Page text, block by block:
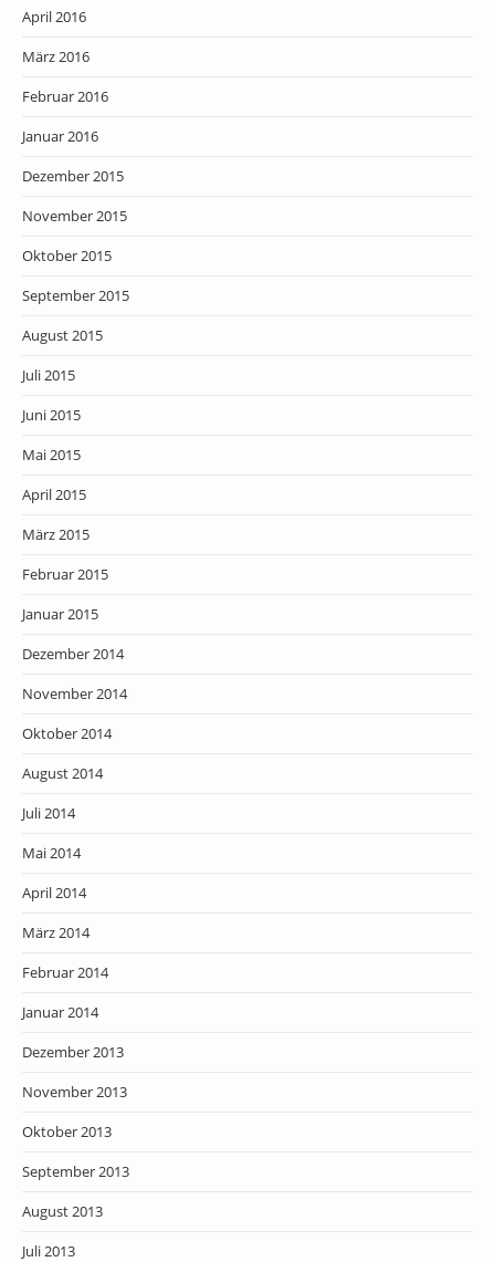
April 2016
März 2016
Februar 2016
Januar 2016
Dezember 2015
November 2015
Oktober 2015
September 2015
August 2015
Juli 2015
Juni 2015
Mai 2015
April 2015
März 2015
Februar 2015
Januar 2015
Dezember 2014
November 2014
Oktober 2014
August 2014
Juli 2014
Mai 2014
April 2014
März 2014
Februar 2014
Januar 2014
Dezember 2013
November 2013
Oktober 2013
September 2013
August 2013
Juli 2013